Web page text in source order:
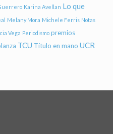
Karina Avellan Lo que
Melany Mora Michele Ferris Notas
Vega Periodismo premios
TCU Título en mano UCR